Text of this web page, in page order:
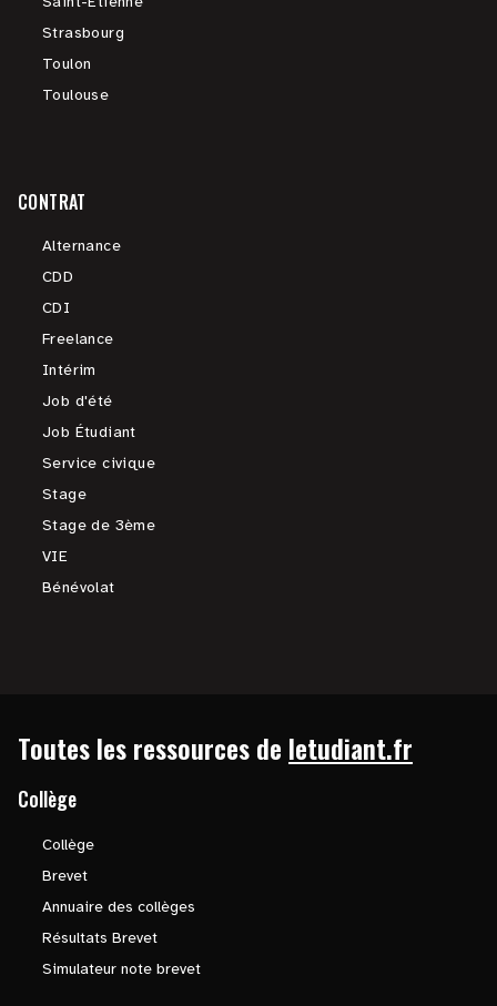
Strasbourg
Toulon
Toulouse
CONTRAT
Alternance
CDD
CDI
Freelance
Intérim
Job d'été
Job Étudiant
Service civique
Stage
Stage de 3ème
VIE
Bénévolat
Toutes les ressources de letudiant.fr
Collège
Collège
Brevet
Annuaire des collèges
Résultats Brevet
Simulateur note brevet